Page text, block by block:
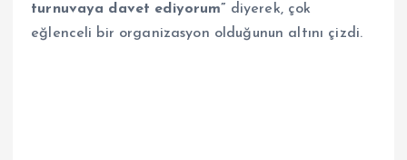
turnuvaya davet ediyorum” diyerek, çok
eğlenceli bir organizasyon olduğunun altını çizdi.